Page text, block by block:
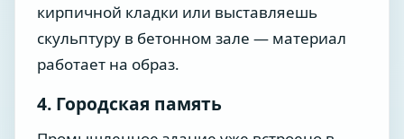
кирпичной кладки или выставляешь
скульптуру в бетонном зале — материал
работает на образ.
4. Городская память